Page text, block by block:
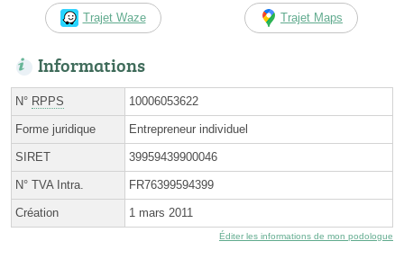
Trajet Waze Trajet Maps
Informations
N° RPPS 10006053622
Forme juridique Entrepreneur individuel
SIRET 39959439900046
N° TVA Intra. FR76399594399
Création 1 mars 2011
Éditer les informations de mon podologue